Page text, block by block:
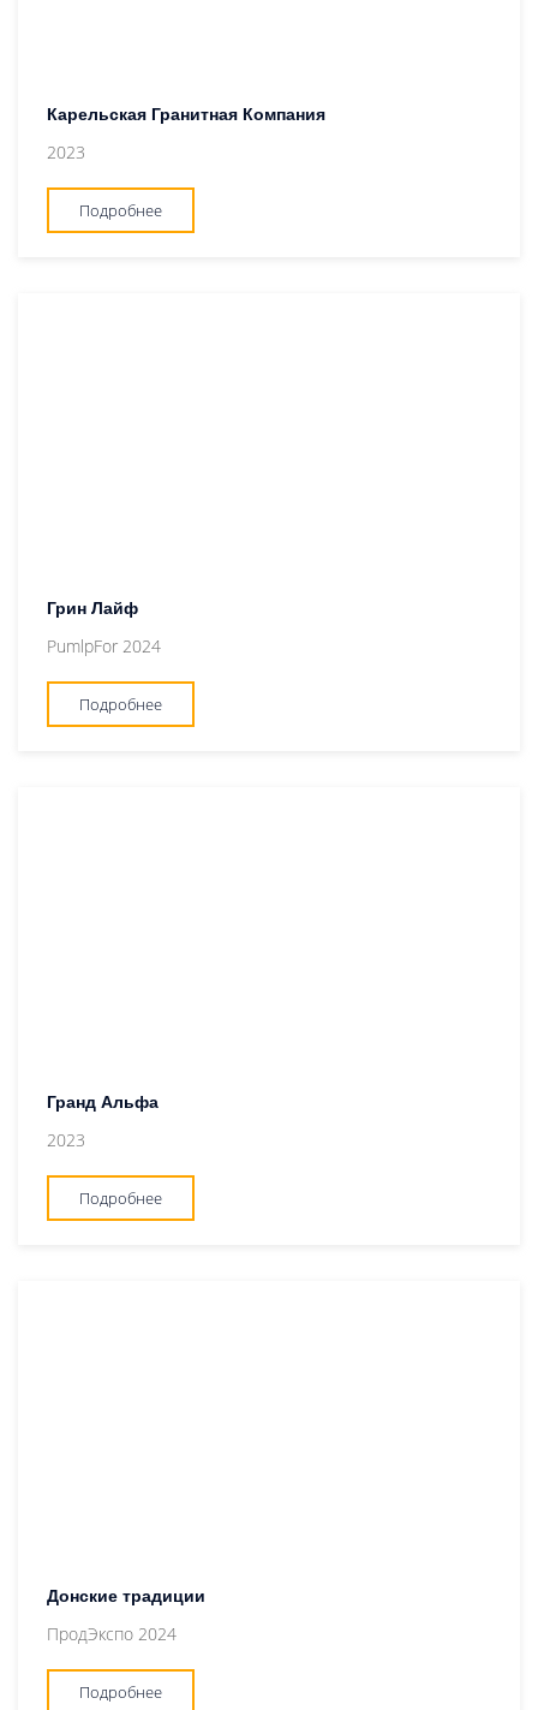
Карельская Гранитная Компания
2023
Подробнее
Грин Лайф
PumlpFor 2024
Подробнее
Гранд Альфа
2023
Подробнее
Донские традиции
ПродЭкспо 2024
Подробнее